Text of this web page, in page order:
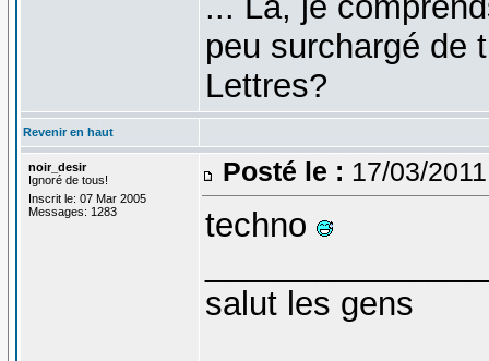
peu surchargé de
Lettres?
Revenir en haut
noir_desir
Ignoré de tous!
Inscrit le: 07 Mar 2005
Messages: 1283
Posté le : 17/03/
techno
salut les gens